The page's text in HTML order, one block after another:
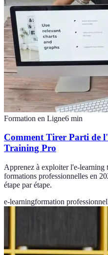
Formation en Ligne6 min
Comment Tirer Parti de
Training Pro
Apprenez à exploiter l'e-
formations professionnelles en
étape par étape.
e-learningformation